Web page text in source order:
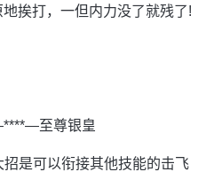
挨打，一但内力没了就残了!
至尊银皇
是可以衔接其他技能的击飞